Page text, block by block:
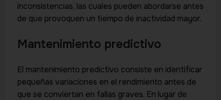
inconsistencias, las cuales pueden abordarse antes
de que provoquen un tiempo de inactividad mayor.
Mantenimiento predictivo
El mantenimiento predictivo consiste en identificar
pequeñas variaciones en el rendimiento antes de
que se conviertan en fallas graves. En lugar de